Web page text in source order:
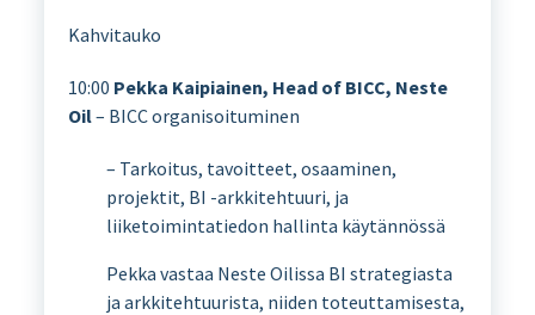
Kahvitauko
10:00 Pekka Kaipiainen, Head of BICC, Neste
Oil– BICC organisoituminen
– Tarkoitus, tavoitteet, osaaminen,
projektit, BI -arkkitehtuuri, ja
liiketoimintatiedon hallinta käytännössä
Pekka vastaa Neste Oilissa BI strategiasta
ja arkkitehtuurista, niiden toteuttamisesta,